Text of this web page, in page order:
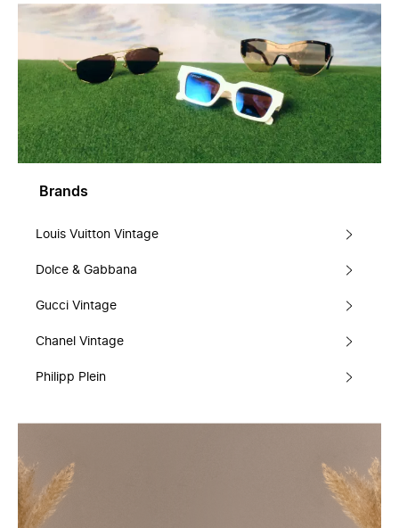
Brands
Louis Vuitton Vintage
Dolce & Gabbana
Gucci Vintage
Chanel Vintage
Philipp Plein